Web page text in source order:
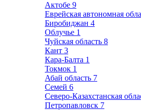
Актобе 9
Еврейская автономная
Биробиджан 4
Облучье 1
Чуйская область 8
Кант 3
Кара-Балта 1
Токмок 1
Абай область 7
Семей 6
Северо-Казахстанская
Петропавловск 7